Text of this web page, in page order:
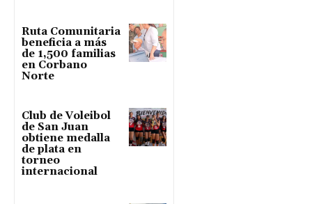
Ruta Comunitaria
beneficia a más
de 1,500 familias
en Corbano
Norte
Club de Voleibol
de San Juan
obtiene medalla
de plata en
torneo
internacional